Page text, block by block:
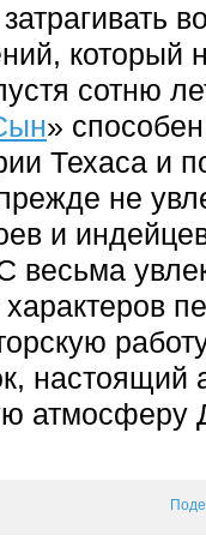
который
сотню
»
Техаса и
не
и
весьма
настоящий
атмосферу